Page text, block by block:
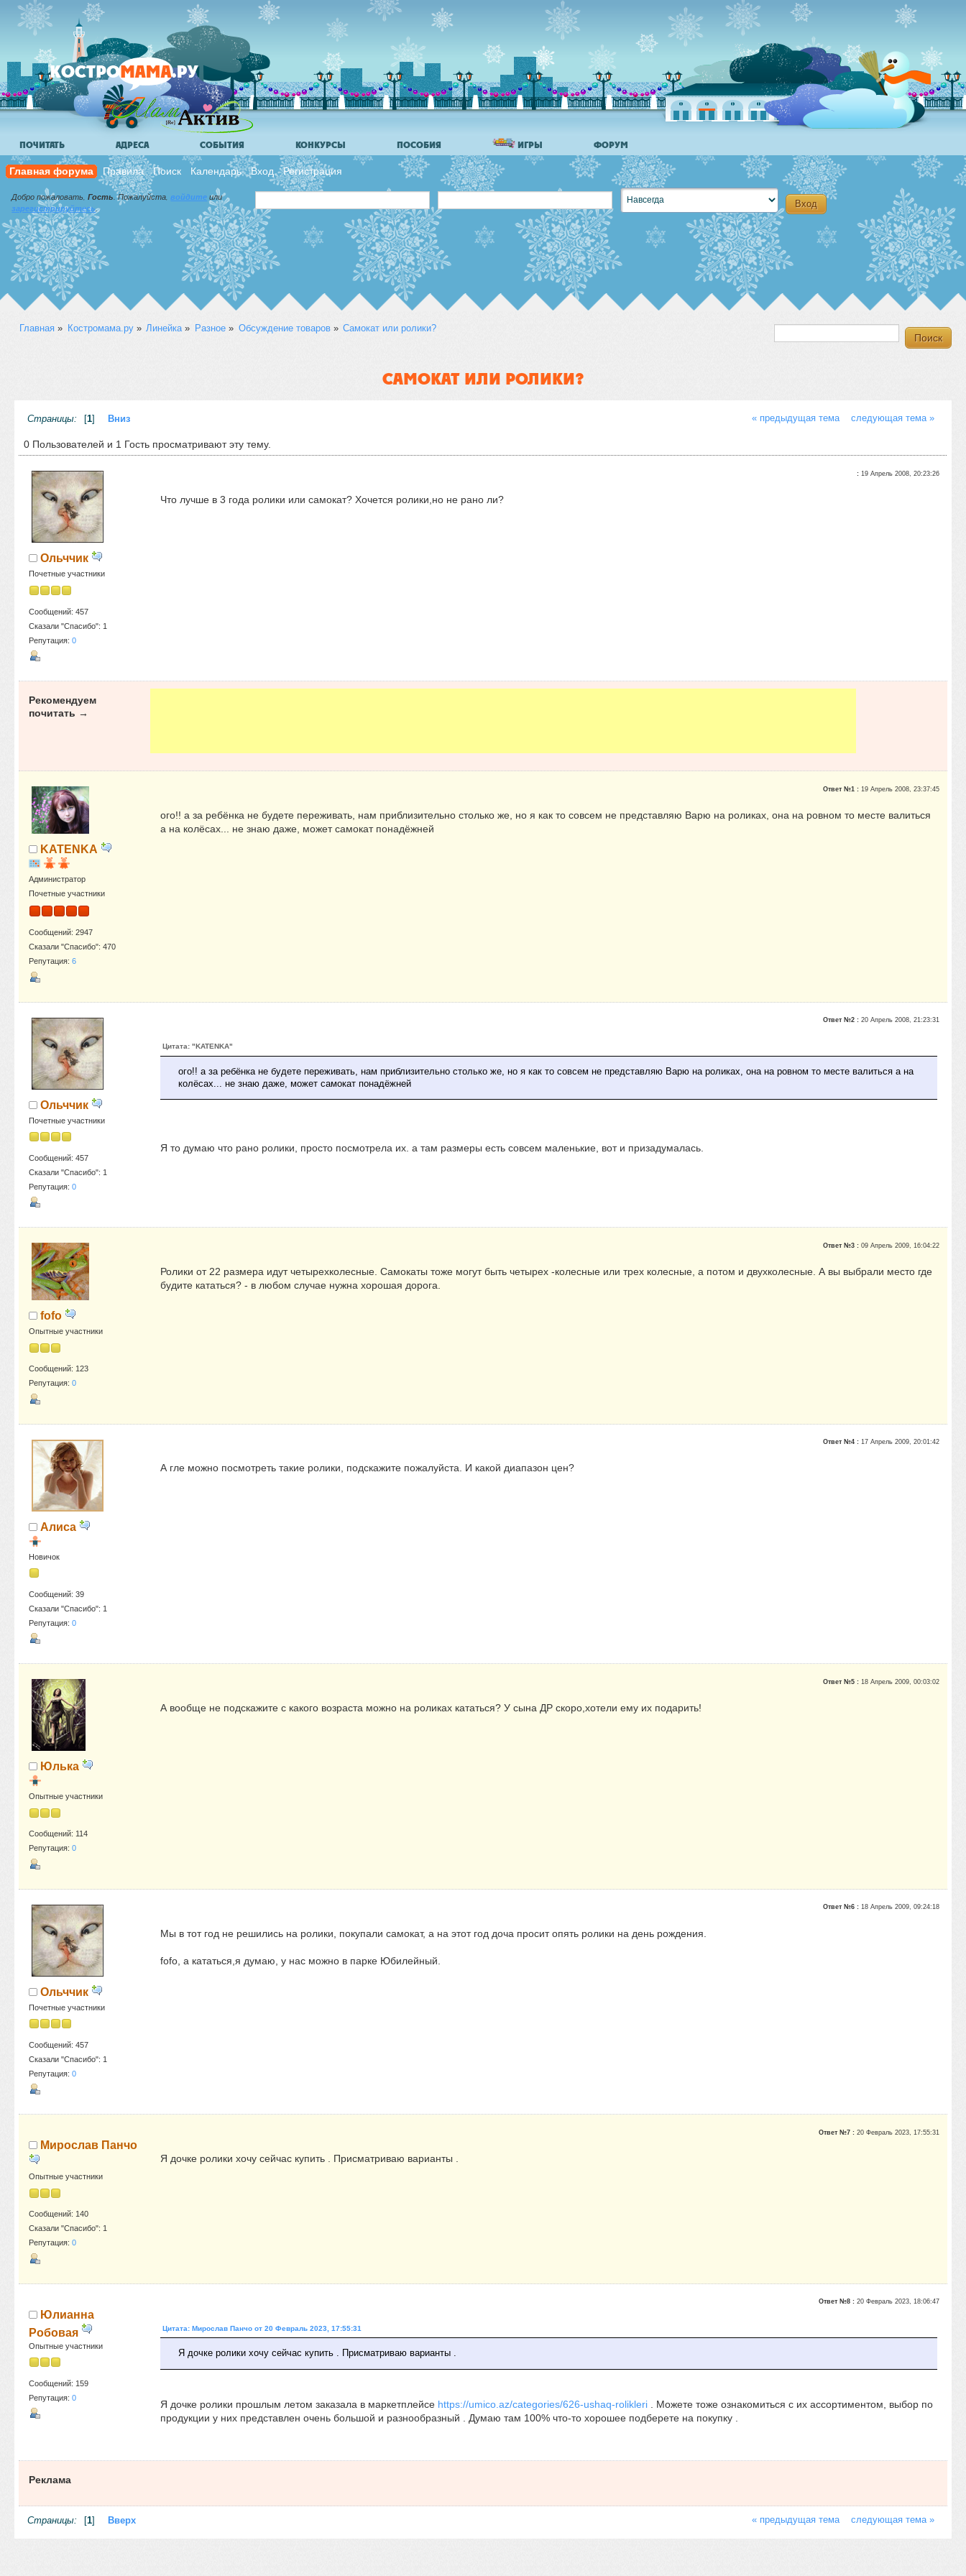
ПОЧИТАТЬ АДРЕСА СОБЫТИЯ КОНКУРСЫ ПОСОБИЯ ИГРЫ ФОРУМ
Главная форума Правила Поиск Календарь Вход Регистрация
Добро пожаловать,Гость. Пожалуйста, войдите или
зарегистрируйтесь.
Главная » Костромама.ру» Линейка» Разное» Обсуждение товаров» Самокат или ролики?
САМОКАТ ИЛИ РОЛИКИ?
« предыдущая тема следующая тема »
Страницы: 1 Вниз
0 Пользователей и 1 Гость просматривают эту тему.
Ольччик
Почетные участники
Сообщений: 457
Сказали "Спасибо": 1
Репутация: 0
:19 Апрель 2008, 20:23:26
Что лучше в 3 года ролики или самокат? Хочется ролики,но не рано ли?
Рекомендуем
почитать →
KATENKA
Администратор
Почетные участники
Сообщений: 2947
Сказали "Спасибо": 470
Репутация: 6
Ответ №1 :19 Апрель 2008, 23:37:45
ого!! а за ребёнка не будете переживать, нам приблизительно столько же, но я как то совсем не представляю Варю на роликах, она на ровном то месте валиться
а на колёсах... не знаю даже, может самокат понадёжней
Ольччик
Почетные участники
Сообщений: 457
Сказали "Спасибо": 1
Репутация: 0
Ответ №2 :20 Апрель 2008, 21:23:31
Цитата: "KATENKA"
ого!! а за ребёнка не будете переживать, нам приблизительно столько же, но я как то совсем не представляю Варю на роликах, она на ровном то месте валиться а на
колёсах... не знаю даже, может самокат понадёжней
Я то думаю что рано ролики, просто посмотрела их. а там размеры есть совсем маленькие, вот и призадумалась.
fofo
Опытные участники
Сообщений: 123
Репутация: 0
Ответ №3 :09 Апрель 2009, 16:04:22
Ролики от 22 размера идут четырехколесные. Самокаты тоже могут быть четырех -колесные или трех колесные, а потом и двухколесные. А вы выбрали место где
будите кататься? - в любом случае нужна хорошая дорога.
Алиса
Новичок
Сообщений: 39
Сказали "Спасибо": 1
Репутация: 0
Ответ №4 :17 Апрель 2009, 20:01:42
А гле можно посмотреть такие ролики, подскажите пожалуйста. И какой диапазон цен?
Юлька
Опытные участники
Сообщений: 114
Репутация: 0
Ответ №5 :18 Апрель 2009, 00:03:02
А вообще не подскажите с какого возраста можно на роликах кататься? У сына ДР скоро,хотели ему их подарить!
Ольччик
Почетные участники
Сообщений: 457
Сказали "Спасибо": 1
Репутация: 0
Ответ №6 :18 Апрель 2009, 09:24:18
Мы в тот год не решились на ролики, покупали самокат, а на этот год доча просит опять ролики на день рождения.
fofo, а кататься,я думаю, у нас можно в парке Юбилейный.
Мирослав Панчо
Опытные участники
Сообщений: 140
Сказали "Спасибо": 1
Репутация: 0
Ответ №7 :20 Февраль 2023, 17:55:31
Я дочке ролики хочу сейчас купить . Присматриваю варианты .
Юлианна
Робовая
Опытные участники
Сообщений: 159
Репутация: 0
Ответ №8 :20 Февраль 2023, 18:06:47
Цитата: Мирослав Панчо от 20 Февраль 2023, 17:55:31
Я дочке ролики хочу сейчас купить . Присматриваю варианты .
Я дочке ролики прошлым летом заказала в маркетплейсе https://umico.az/categories/626-ushaq-rolikleri . Можете тоже ознакомиться с их ассортиментом, выбор по
продукции у них представлен очень большой и разнообразный . Думаю там 100% что-то хорошее подберете на покупку .
Реклама
« предыдущая тема следующая тема »
Страницы: 1 Вверх